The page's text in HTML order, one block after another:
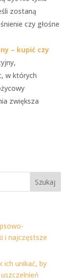
zostaną
czy głośne
– kupić czy
w których
zwiększa
i najczęstsze
ich unikać, by